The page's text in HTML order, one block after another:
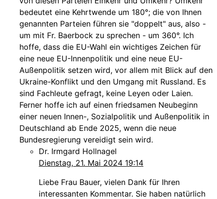
bedeutet eine Kehrtwende um 180°; die von Ihnen
genannten Parteien führen sie "doppelt" aus, also -
um mit Fr. Baerbock zu sprechen - um 360°. Ich
hoffe, dass die EU-Wahl ein wichtiges Zeichen für
eine neue EU-Innenpolitik und eine neue EU-
Außenpolitik setzen wird, vor allem mit Blick auf den
Ukraine-Konflikt und den Umgang mit Russland. Es
sind Fachleute gefragt, keine Leyen oder Laien.
Ferner hoffe ich auf einen friedsamen Neubeginn
einer neuen Innen-, Sozialpolitik und Außenpolitik in
Deutschland ab Ende 2025, wenn die neue
Bundesregierung vereidigt sein wird.
Dr. Irmgard Hollnagel
Dienstag, 21. Mai 2024 19:14
Liebe Frau Bauer, vielen Dank für Ihren
interessanten Kommentar. Sie haben natürlich